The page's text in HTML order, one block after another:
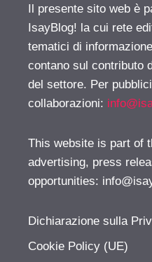
Il presente sito web è
IsayBlog! la cui rete
tematici di
contano sul contributo
del settore. Per
collaborazioni:
This website is part of
advertising, press
opportunities:
Dichiarazione sulla
Cookie Policy (UE)